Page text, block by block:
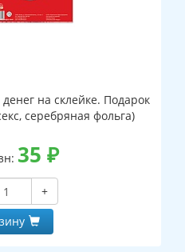
на склейке. Подарок
серебряная фольга)
35 ₽
+